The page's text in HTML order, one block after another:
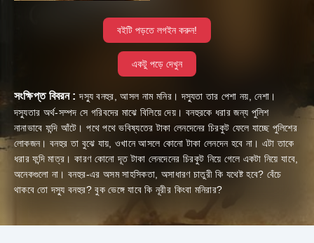
বইটি পড়তে লগইন করুন!
একটু পড়ে দেখুন
সংক্ষিপ্ত বিবরন : দস্যু বনহুর, আসল নাম মনির। দস্যুতা তার পেশা নয়, নেশা।
দস্যুতার অর্থ-সম্পদ সে গরিবদের মাঝে বিলিয়ে দেয়। বনহুরকে ধরার জন্য পুলিশ
নানাভাবে ফন্দি আঁটে। পথে পথে ভবিষ্যতের টাকা লেনদেনের চিরকুট ফেলে যাচ্ছে পুলিশের
লোকজন। বনহুর তা বুঝে যায়, ওখানে আসলে কোনো টাকা লেনদেন হবে না। এটা তাকে
ধরার ফন্দি মাত্র। কারণ কোনো দূত টাকা লেনদেনের চিরকুট নিয়ে গেলে একটা নিয়ে যাবে,
অনেকগুলো না। বনহুর-এর অসম সাহসিকতা, অসাধারণ চাতুরী কি যথেষ্ট হবে? বেঁচে
থাকবে তো দস্যু বনহুর? বুক ভেঙ্গে যাবে কি নূরীর কিংবা মনিরার?